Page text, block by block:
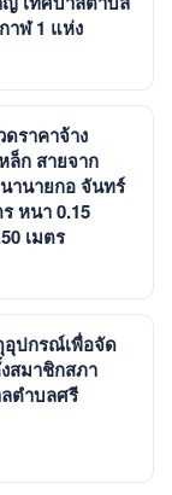
าฬ 1 แห่ง
ราคาจ้าง
ล็ก สายจาก
านายกอ จันทร์
หนา 0.15
เมตร
อุปกรณ์เพื่อจัด
สมาชิกสภา
ตำบลศรี